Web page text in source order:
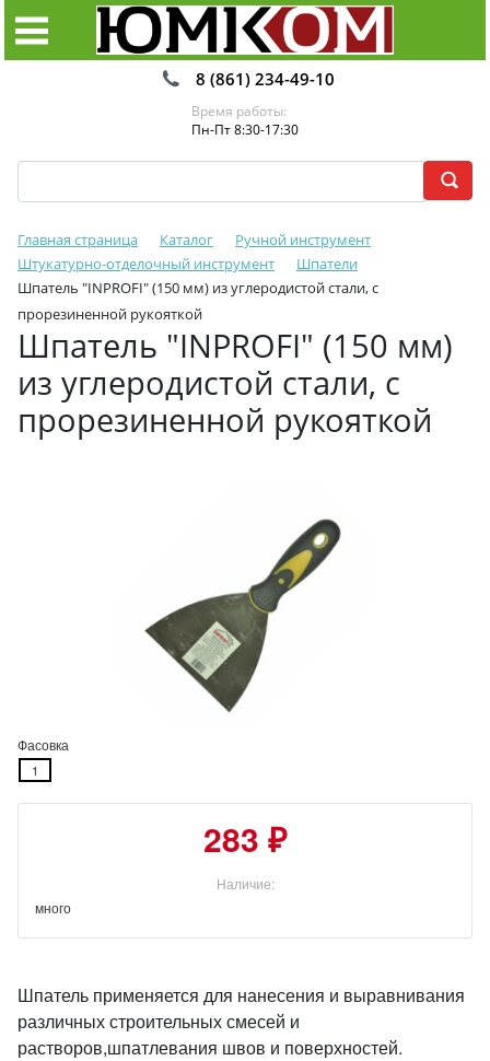
8 (861) 234-49-10
Время работы:
Пн-Пт 8:30-17:30
Главная страница Каталог
Ручной инструмент
Штукатурно-отделочный инструмент
Шпатели
Шпатель "INPROFI" (150 мм) из углеродистой стали, с
прорезиненной рукояткой
Шпатель "INPROFI" (150 мм)
из углеродистой стали, с
прорезиненной рукояткой
Фасовка
1
283 ₽
Наличие:
много
Шпатель применяется для нанесения и выравнивания
различных строительных смесей и
растворов,шпатлевания швов и поверхностей.